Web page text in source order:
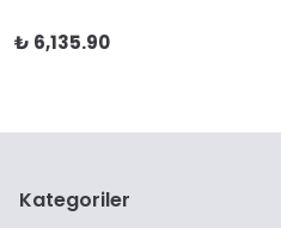
₺ 6,135.90
Kategoriler